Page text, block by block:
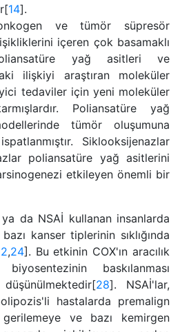
14].
ve tümör süpresör
içeren çok basamaklı
yağ asitleri ve
ilişkiyi araştıran moleküler
tedaviler için yeni moleküler
Poliansatüre yağ
tümör oluşumuna
Siklooksijenazlar
poliansatüre yağ asitlerini
etkileyen önemli bir
da NSAİ kullanan insanlarda
kanser tiplerinin sıklığında
,24]. Bu etkinin COX'ın aracılık
baskılanması
28]. NSAİ'lar,
hastalarda premalign
ve bazı kemirgen